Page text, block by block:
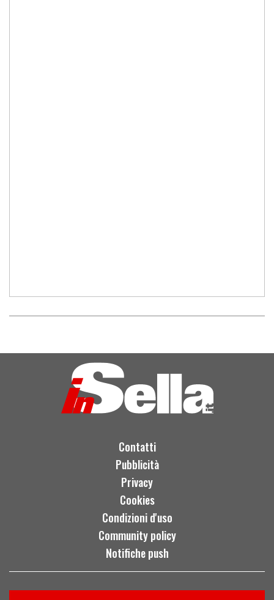
Contatti
Pubblicità
Privacy
Cookies
Condizioni d'uso
Community policy
Notifiche push